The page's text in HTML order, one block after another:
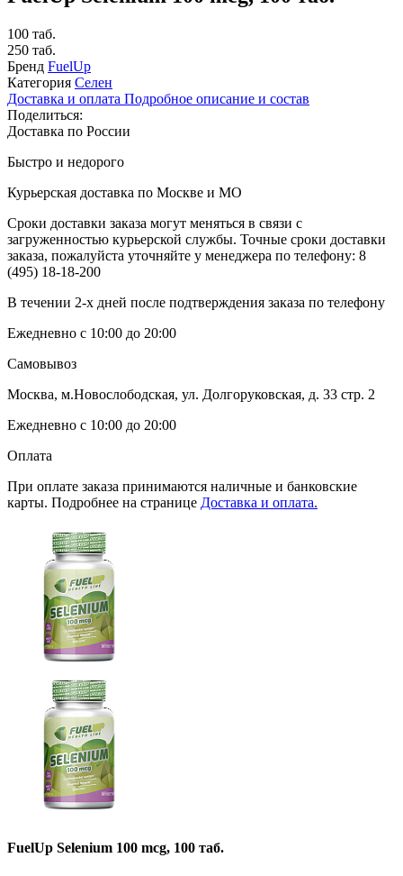
100 таб.
250 таб.
Бренд FuelUp
Категория Селен
Доставка и оплата Подробное описание и состав
Поделиться:
Доставка по России
Быстро и недорого
Курьерская доставка по Москве и МО
Сроки доставки заказа могут меняться в связи с
загруженностью курьерской службы. Точные сроки доставки
заказа, пожалуйста уточняйте у менеджера по телефону: 8
(495) 18-18-200
В течении 2-х дней после подтверждения заказа по телефону
Ежедневно с 10:00 до 20:00
Самовывоз
Москва, м.Новослободская, ул. Долгоруковская, д. 33 стр. 2
Ежедневно с 10:00 до 20:00
Оплата
При оплате заказа принимаются наличные и банковские
карты. Подробнее на странице Доставка и оплата.
FuelUp Selenium 100 mcg, 100 таб.